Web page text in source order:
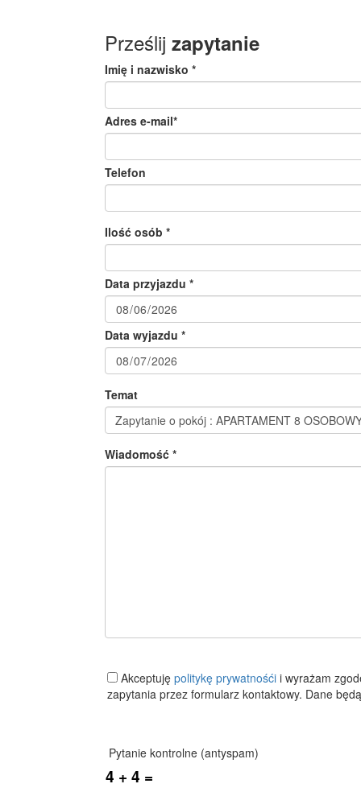
Prześlij zapytanie
Imię i nazwisko *
Adres e-mail*
Telefon
Ilość osób *
Data przyjazdu *
Data wyjazdu *
Temat
Wiadomość *
Akceptuję politykę prywatnośći i wyrażam
zapytania przez formularz kontaktowy. Dane
Pytanie kontrolne (antyspam)
4 + 4 =